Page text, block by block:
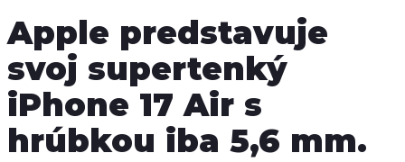
Apple predstavuje
svoj supertenký
iPhone 17 Air s
hrúbkou iba 5,6 mm.